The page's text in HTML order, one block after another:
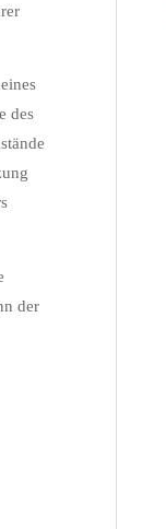
des
der